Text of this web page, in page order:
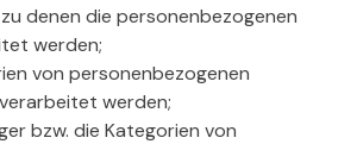
zu denen die personenbezogenen
werden;
von personenbezogenen
werden;
bzw. die Kategorien von